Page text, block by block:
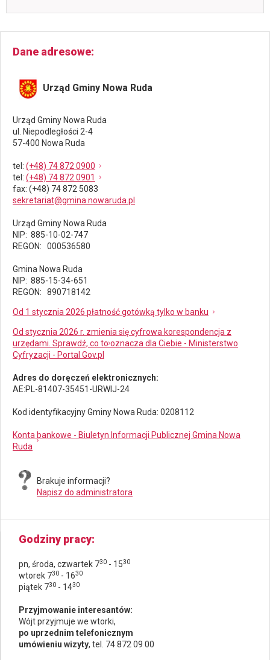
Dane adresowe
Urząd Gminy Nowa Ruda
Urząd Gminy Nowa Ruda
ul. Niepodległości 2-4
57-400 Nowa Ruda
tel : (+48) 74 872 0900
tel : (+48) 74 872 0901
fax: (+48) 74 872 5083
sekretariat@gmina.nowaruda.pl
Urząd Gminy Nowa Ruda
NIP: 885-10-02-747
REGON: 000536580
Gmina Nowa Ruda
NIP: 885-15-34-651
REGON: 890718142
Od 1 stycznia 2026 płatność gotówką tylko w banku
Od stycznia 2026 r. zmienia się cyfrowa korespondencja z
urzędami. Sprawdź, co to oznacza dla Ciebie - Ministerstwo
Cyfryzacji - Portal Gov.pl
Adres do doręczeń elektronicznych:
AE:PL-81407-35451-URWIJ-24
Kod identyfikacyjny Gminy Nowa Ruda: 0208112
Konta bankowe - Biuletyn Informacji Publicznej Gmina Nowa
Ruda
Brakuje informacji?
Napisz do administratora
Godziny pracy
pn, środa, czwartek 730 - 1530
wtorek 730 - 1630
piątek 730 - 1430
Przyjmowanie interesantów:
Wójt przyjmuje we wtorki,
po uprzednim telefonicznym
umówieniu wizyty, tel. 74 872 09 00